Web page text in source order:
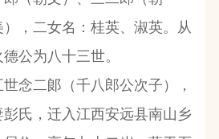
，二女名：桂英、淑英。从
公为八十三世。
二郞（千八郎公次子），
氏，迁入江西安远县南山乡